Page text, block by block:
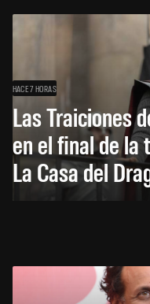
HACE 7 HORAS
Las Traiciones
en el final de la
La Casa del